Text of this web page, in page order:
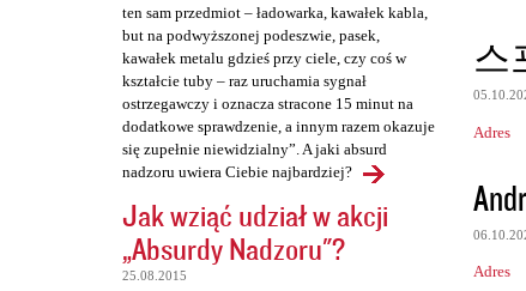
ten sam przedmiot – ładowarka, kawałek kabla,
but na podwyższonej podeszwie, pasek,
kawałek metalu gdzieś przy ciele, czy coś w
kształcie tuby – raz uruchamia sygnał
ostrzegawczy i oznacza stracone 15 minut na
dodatkowe sprawdzenie, a innym razem okazuje
się zupełnie niewidzialny”. A jaki absurd
nadzoru uwiera Ciebie najbardziej?
Jak wziąć udział w akcji
„Absurdy Nadzoru"?
25.08.2015
스
Adres
Adres